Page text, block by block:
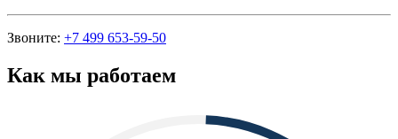
Звоните: +7 499 653-59-50
Как мы работаем